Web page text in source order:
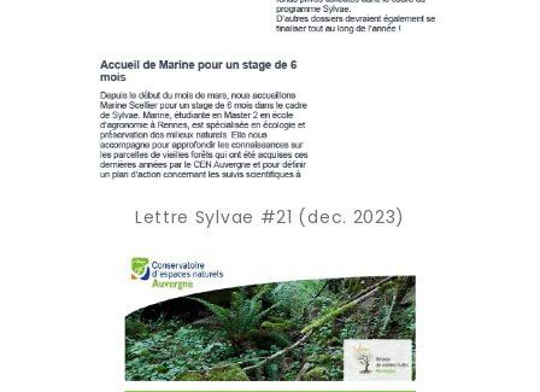
Lettre Sylvae #21 (dec. 2023)